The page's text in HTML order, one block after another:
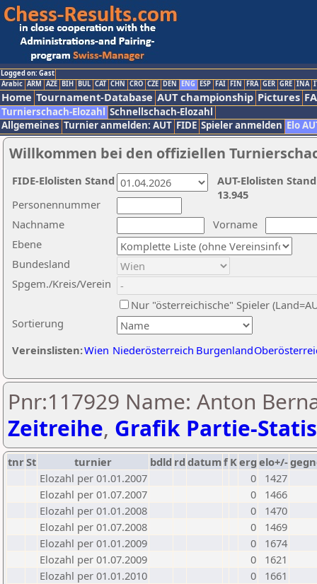
Logged on: Gast
Arabic ARM AZE BIH BUL CAT CHN CRO CZE DEN ENG ESP FAI FIN FRA GER GRE INA
Home Tournament-Database AUT championship Pictures
Turnierschach-Elozahl Schnellschach-Elozahl
Allgemeines Turnier anmelden: AUT FIDE Spieler anmelden Elo
Willkommen bei den offiziellen
Nachname
Vorname
Ebene
Sortierung
Personennummer
Bundesland
Spgem./Kreis/Verein
Nur "österreichische" Spieler
Vereinslisten:Wien Niederösterreich Burgenland
AUT-Elolisten
13.945
FIDE-Elolisten Stand
Pnr:117929 Name: Anton
Zeitreihe, Grafik Partie-
tnrSt turnier bdld rd datumf Kerg elo+/-
Elozahl per 01.01.2007
0
1427
Elozahl per 01.07.2007
0
1466
Elozahl per 01.01.2008
0
1470
Elozahl per 01.07.2008
0
1469
Elozahl per 01.01.2009
0
1674
Elozahl per 01.07.2009
0
1621
Elozahl per 01.01.2010
0
1661